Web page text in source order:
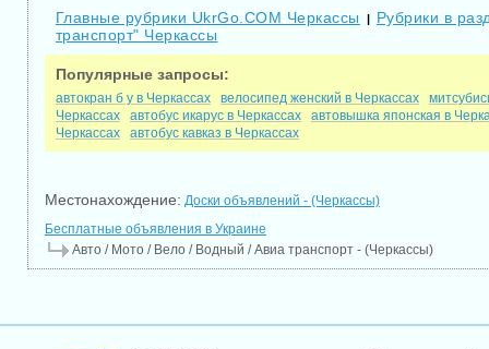
Главные рубрики UkrGo.COM Черкассы | Рубрики в
транспорт" Черкассы
Популярные запросы:
автокран б у в Черкассах велосипед женский в Черкассах
Черкассах
автобус икарус в Черкассах
автовышка японская в
Черкассах
автобус кавказ в Черкассах
Местонахождение: Доски объявлений - (Черкассы)
Бесплатные объявления в Украине
Авто / Мото / Вело / Водный / Авиа транспорт - (Черкассы)